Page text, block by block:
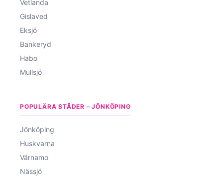
Vetlanda
Gislaved
Eksjö
Bankeryd
Habo
Mullsjö
POPULÄRA STÄDER – JÖNKÖPING
Jönköping
Huskvarna
Värnamo
Nässjö